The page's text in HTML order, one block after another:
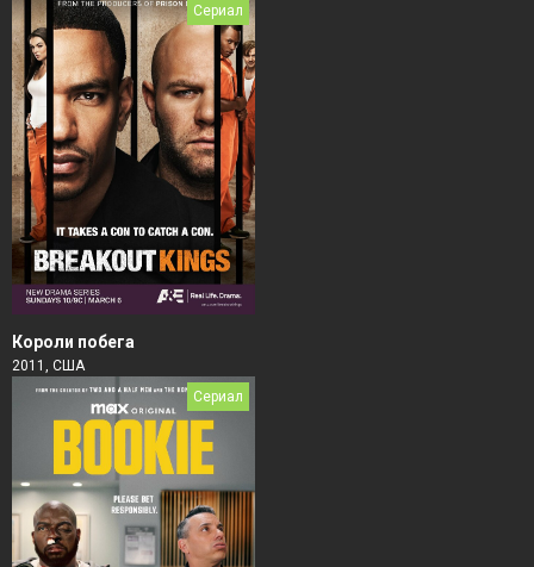
Сериал
Короли побега
2011, США
Сериал